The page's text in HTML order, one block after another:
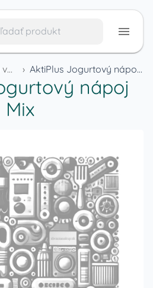
Mliečne výrobky a vajcia › AktiPlus Jogurtový nápoj Mix
nápoj
Mix